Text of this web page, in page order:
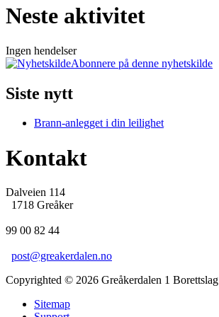
Neste aktivitet
Ingen hendelser
Abonnere på denne nyhetskilde
Siste nytt
Brann-anlegget i din leilighet
Kontakt
Dalveien 114
1718 Greåker
99 00 82 44
post@greakerdalen.no
Copyrighted © 2026 Greåkerdalen 1 Borettslag
Sitemap